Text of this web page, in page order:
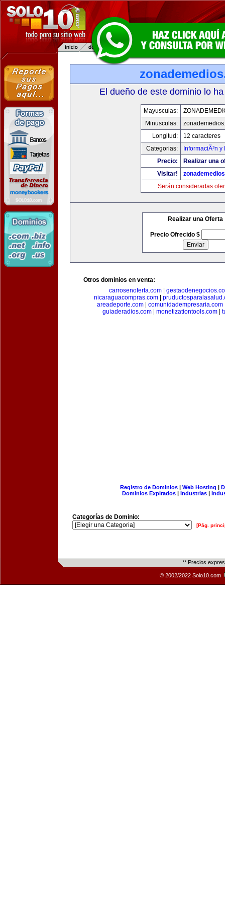
El dueño de este dominio lo
Mayusculas:
Minusculas:
Longitud:
12 caracteres
Categorias:
InformaciÃ³n
Precio:
Realizar una
Visitar!
Serán consideradas
Realizar una Oferta
Precio Ofrecido $
Otros dominios en venta:
carrosenoferta.com
nicaraguacompras.com
areadeporte.com| comunidadempresaria.com
guiaderadios.com| monetizationtools.com|
Registro de Dominios| Web Hosting |
Dominios Expirados | Industrias |
Categorías de Dominio:
[Pág.
** Precios
© 2002/2022 Solo10.com